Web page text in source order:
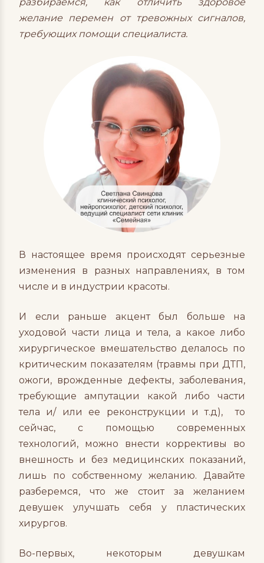
желание перемен от тревожных сигналов,
требующих помощи специалиста.
В настоящее время происходят серьезные
изменения в разных направлениях, в том
числе и в индустрии красоты.
И если раньше акцент был больше на
уходовой части лица и тела, а какое либо
хирургическое вмешательство делалось по
критическим показателям (травмы при ДТП,
ожоги, врожденные дефекты, заболевания,
требующие ампутации какой либо части
тела и/ или ее реконструкции и т.д), то
сейчас, с помощью современных
технологий, можно внести коррективы во
внешность и без медицинских показаний,
лишь по собственному желанию. Давайте
разберемся, что же стоит за желанием
девушек улучшать себя у пластических
хирургов.
Во-первых, некоторым девушкам